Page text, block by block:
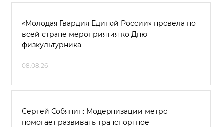
«Молодая Гвардия Единой России» провела по
всей стране мероприятия ко Дню
физкультурника
08.08.26
Сергей Собянин: Модернизации метро
помогает развивать транспортное